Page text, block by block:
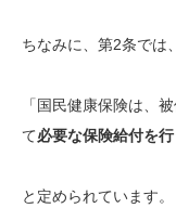
ちなみに、第2条では、
「国民健康保険は、
て必要な保険給付を行
と定められています。